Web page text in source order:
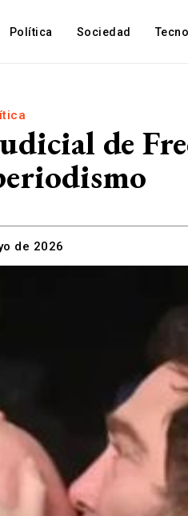
Política Sociedad Tecno
de
de 2026